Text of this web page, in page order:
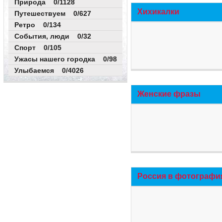
Природа 0/1128
Путешествуем 0/627
Ретро 0/134
События, люди 0/32
Спорт 0/105
Ужасы нашего городка 0/98
Улыбаемся 0/4026
Хихикалки
Женские фразы
Россия в